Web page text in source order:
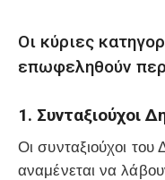
Οι κύριες
επωφεληθούν
1. Συνταξιούχοι
Οι συνταξιούχοι του
αναμένεται να